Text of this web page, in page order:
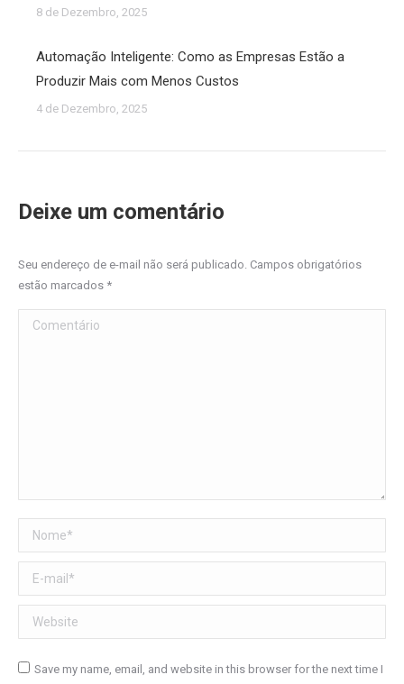
8 de Dezembro, 2025
Automação Inteligente: Como as Empresas Estão a
Produzir Mais com Menos Custos
4 de Dezembro, 2025
Deixe um comentário
Seu endereço de e-mail não será publicado. Campos obrigatórios
estão marcados *
Comentário
Nome *
E-mail *
Website
Save my name, email, and website in this browser for the next time I